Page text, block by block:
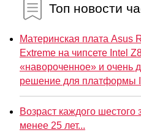
Топ новости
Материнская плата Asus
Extreme на чипсете Intel
«навороченное» и очень
решение для платформы
Возраст каждого шестого
менее 25 лет...